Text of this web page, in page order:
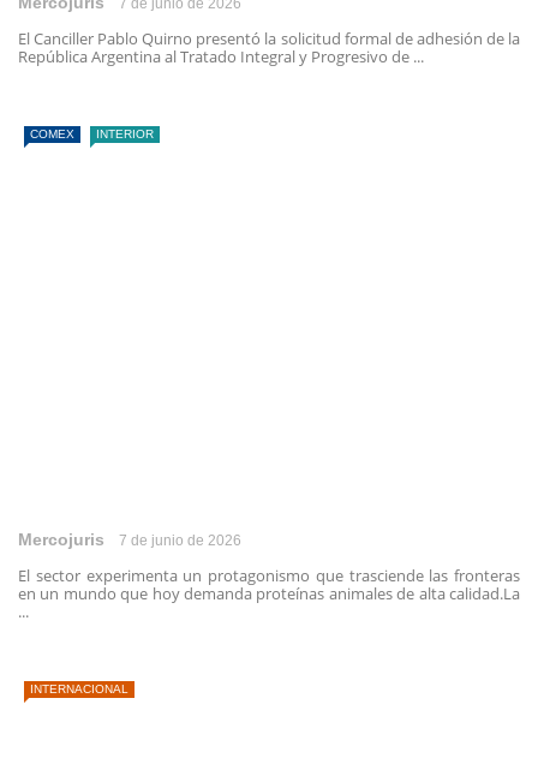
El Canciller Pablo Quirno presentó la solicitud formal de adhesión de la
República Argentina al Tratado Integral y Progresivo de ...
COMEX INTERIOR
Mercojuris 7 de junio de 2026
El sector experimenta un protagonismo que trasciende las fronteras
en un mundo que hoy demanda proteínas animales de alta calidad.La
...
INTERNACIONAL